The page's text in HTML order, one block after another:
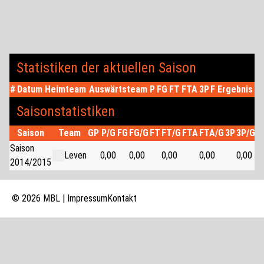
Statistiken der aktuellen Saison
# Datum Heimteam Auswärtsteam P FG FT FTA 3PF Ergebnis
Saisonstatistiken
Saison Team GP P/G FG FG/G FT FT/G FTA FTA/G 3P3P/G
Saison
2014/2015
Leven 0,00 0,00 0,00 0,00 0,00
© 2026 MBL | ImpressumKontakt